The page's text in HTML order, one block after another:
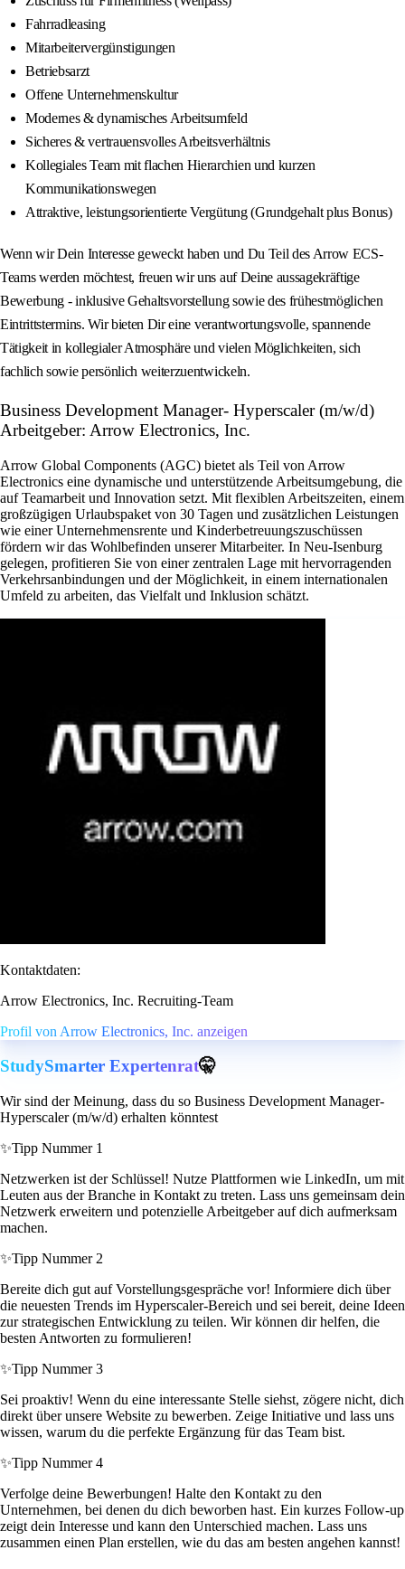
Fahrradleasing
Mitarbeitervergünstigungen
Betriebsarzt
Offene Unternehmenskultur
Modernes & dynamisches Arbeitsumfeld
Sicheres & vertrauensvolles Arbeitsverhältnis
Kollegiales Team mit flachen Hierarchien und kurzen
Kommunikationswegen
Attraktive, leistungsorientierte Vergütung (Grundgehalt plus Bonus)
Wenn wir Dein Interesse geweckt haben und Du Teil des Arrow ECS-
Teams werden möchtest, freuen wir uns auf Deine aussagekräftige
Bewerbung - inklusive Gehaltsvorstellung sowie des frühestmöglichen
Eintrittstermins. Wir bieten Dir eine verantwortungsvolle, spannende
Tätigkeit in kollegialer Atmosphäre und vielen Möglichkeiten, sich
fachlich sowie persönlich weiterzuentwickeln.
Business Development Manager- Hyperscaler (m/w/d)
Arbeitgeber: Arrow Electronics, Inc.
Arrow Global Components (AGC) bietet als Teil von Arrow
Electronics eine dynamische und unterstützende Arbeitsumgebung, die
auf Teamarbeit und Innovation setzt. Mit flexiblen Arbeitszeiten, einem
großzügigen Urlaubspaket von 30 Tagen und zusätzlichen Leistungen
wie einer Unternehmensrente und Kinderbetreuungszuschüssen
fördern wir das Wohlbefinden unserer Mitarbeiter. In Neu-Isenburg
gelegen, profitieren Sie von einer zentralen Lage mit hervorragenden
Verkehrsanbindungen und der Möglichkeit, in einem internationalen
Umfeld zu arbeiten, das Vielfalt und Inklusion schätzt.
Kontaktdaten:
Arrow Electronics, Inc. Recruiting-Team
Profil von Arrow Electronics, Inc. anzeigen
StudySmarter Expertenrat🤫
Wir sind der Meinung, dass du so Business Development Manager-
Hyperscaler (m/w/d) erhalten könntest
✨Tipp Nummer 1
Netzwerken ist der Schlüssel! Nutze Plattformen wie LinkedIn, um mit
Leuten aus der Branche in Kontakt zu treten. Lass uns gemeinsam dein
Netzwerk erweitern und potenzielle Arbeitgeber auf dich aufmerksam
machen.
✨Tipp Nummer 2
Bereite dich gut auf Vorstellungsgespräche vor! Informiere dich über
die neuesten Trends im Hyperscaler-Bereich und sei bereit, deine Ideen
zur strategischen Entwicklung zu teilen. Wir können dir helfen, die
besten Antworten zu formulieren!
✨Tipp Nummer 3
Sei proaktiv! Wenn du eine interessante Stelle siehst, zögere nicht, dich
direkt über unsere Website zu bewerben. Zeige Initiative und lass uns
wissen, warum du die perfekte Ergänzung für das Team bist.
✨Tipp Nummer 4
Verfolge deine Bewerbungen! Halte den Kontakt zu den
Unternehmen, bei denen du dich beworben hast. Ein kurzes Follow-up
zeigt dein Interesse und kann den Unterschied machen. Lass uns
zusammen einen Plan erstellen, wie du das am besten angehen kannst!